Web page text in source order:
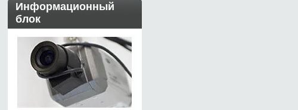
Информационный
блок